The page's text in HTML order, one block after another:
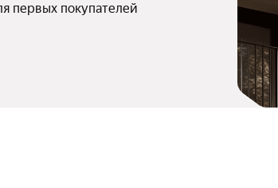
первых покупателей